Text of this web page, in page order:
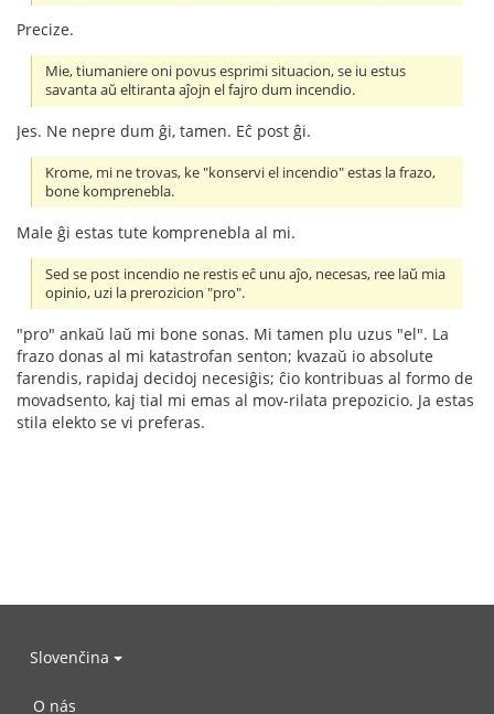
Precize.
Mie, tiumaniere oni povus esprimi situacion, se iu estus
savanta aŭ eltiranta aĵojn el fajro dum incendio.
Jes. Ne nepre dum ĝi, tamen. Eĉ post ĝi.
Krome, mi ne trovas, ke "konservi el incendio" estas la frazo,
bone komprenebla.
Male ĝi estas tute komprenebla al mi.
Sed se post incendio ne restis eĉ unu aĵo, necesas, ree laŭ mia
opinio, uzi la prerozicion "pro".
"pro" ankaŭ laŭ mi bone sonas. Mi tamen plu uzus "el". La
frazo donas al mi katastrofan senton; kvazaŭ io absolute
farendis, rapidaj decidoj necesiĝis; ĉio kontribuas al formo de
movadsento, kaj tial mi emas al mov-rilata prepozicio. Ja estas
stila elekto se vi preferas.
Slovenčina
O nás